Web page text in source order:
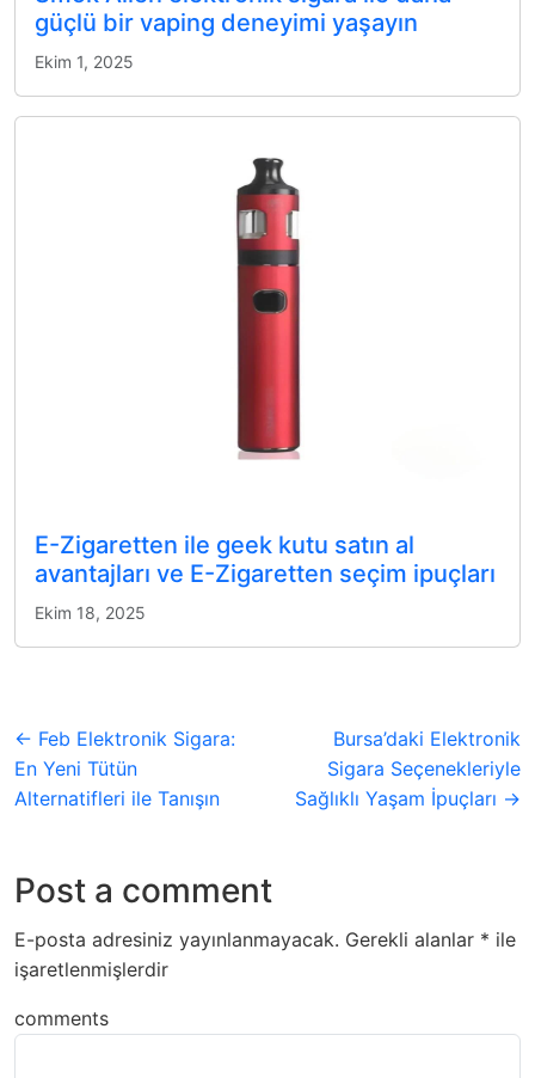
güçlü bir vaping deneyimi yaşayın
Ekim 1, 2025
E-Zigaretten ile geek kutu satın al
avantajları ve E-Zigaretten seçim ipuçları
Ekim 18, 2025
← Feb Elektronik Sigara:
En Yeni Tütün
Alternatifleri ile Tanışın
Bursa’daki Elektronik
Sigara Seçenekleriyle
Sağlıklı Yaşam İpuçları →
Post a comment
E-posta adresiniz yayınlanmayacak. Gerekli alanlar * ile
işaretlenmişlerdir
comments